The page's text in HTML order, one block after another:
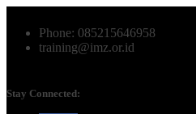
Phone: 085215646958
training@imz.or.id
Stay Connected: